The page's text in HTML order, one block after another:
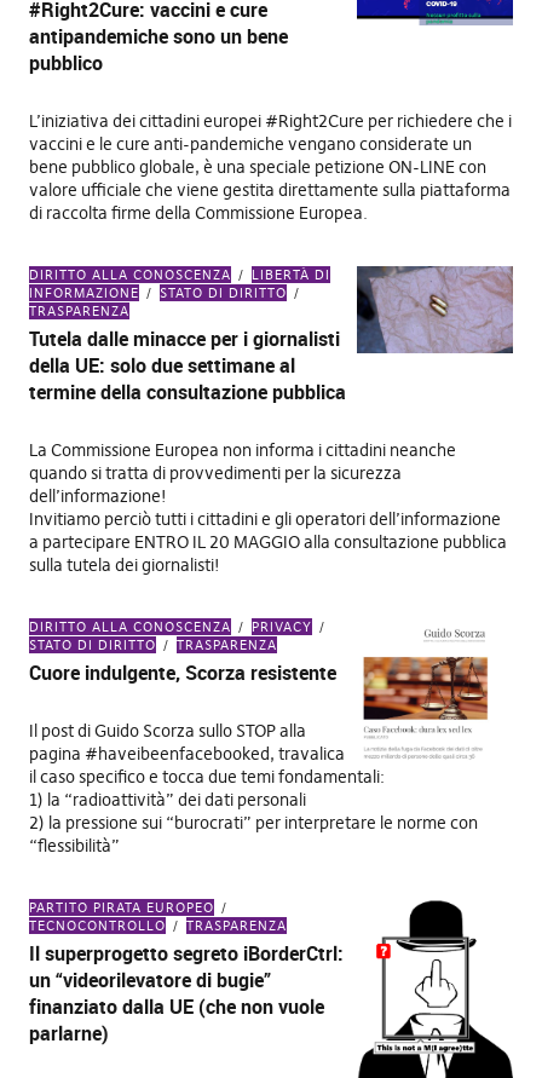
#Right2Cure: vaccini e cure
antipandemiche sono un bene
pubblico
L’iniziativa dei cittadini europei #Right2Cure per richiedere che i
vaccini e le cure anti-pandemiche vengano considerate un
bene pubblico globale, è una speciale petizione ON-LINE con
valore ufficiale che viene gestita direttamente sulla piattaforma
di raccolta firme della Commissione Europea.
DIRITTO ALLA CONOSCENZA
LIBERTÀ DI
INFORMAZIONE
STATO DI DIRITTO
TRASPARENZA
Tutela dalle minacce per i giornalisti
della UE: solo due settimane al
termine della consultazione pubblica
La Commissione Europea non informa i cittadini neanche
quando si tratta di provvedimenti per la sicurezza
dell’informazione!
Invitiamo perciò tutti i cittadini e gli operatori dell’informazione
a partecipare ENTRO IL 20 MAGGIO alla consultazione pubblica
sulla tutela dei giornalisti!
DIRITTO ALLA CONOSCENZA
PRIVACY
STATO DI DIRITTO
TRASPARENZA
Cuore indulgente, Scorza resistente
Il post di Guido Scorza sullo STOP alla
pagina #haveibeenfacebooked, travalica
il caso specifico e tocca due temi fondamentali:
1) la “radioattività” dei dati personali
2) la pressione sui “burocrati” per interpretare le norme con
“flessibilità”
PARTITO PIRATA EUROPEO
TECNOCONTROLLO
TRASPARENZA
Il superprogetto segreto iBorderCtrl:
un “videorilevatore di bugie”
finanziato dalla UE (che non vuole
parlarne)